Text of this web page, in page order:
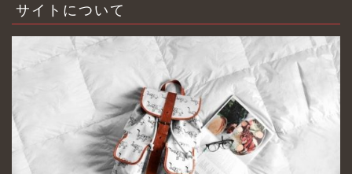
サイトについて